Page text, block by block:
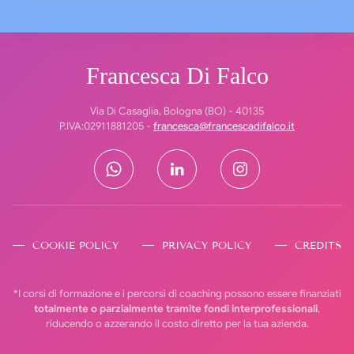
Francesca Di Falco
Via Di Casaglia, Bologna (BO) - 40135
P.IVA:02911881205 - francesca@francescadifalco.it
COOKIE POLICY PRIVACY POLICY CREDITS
*I corsi di formazione e i percorsi di coaching possono essere finanziati
totalmente o parzialmente tramite fondi interprofessionali,
riducendo o azzerando il costo diretto per la tua azienda.